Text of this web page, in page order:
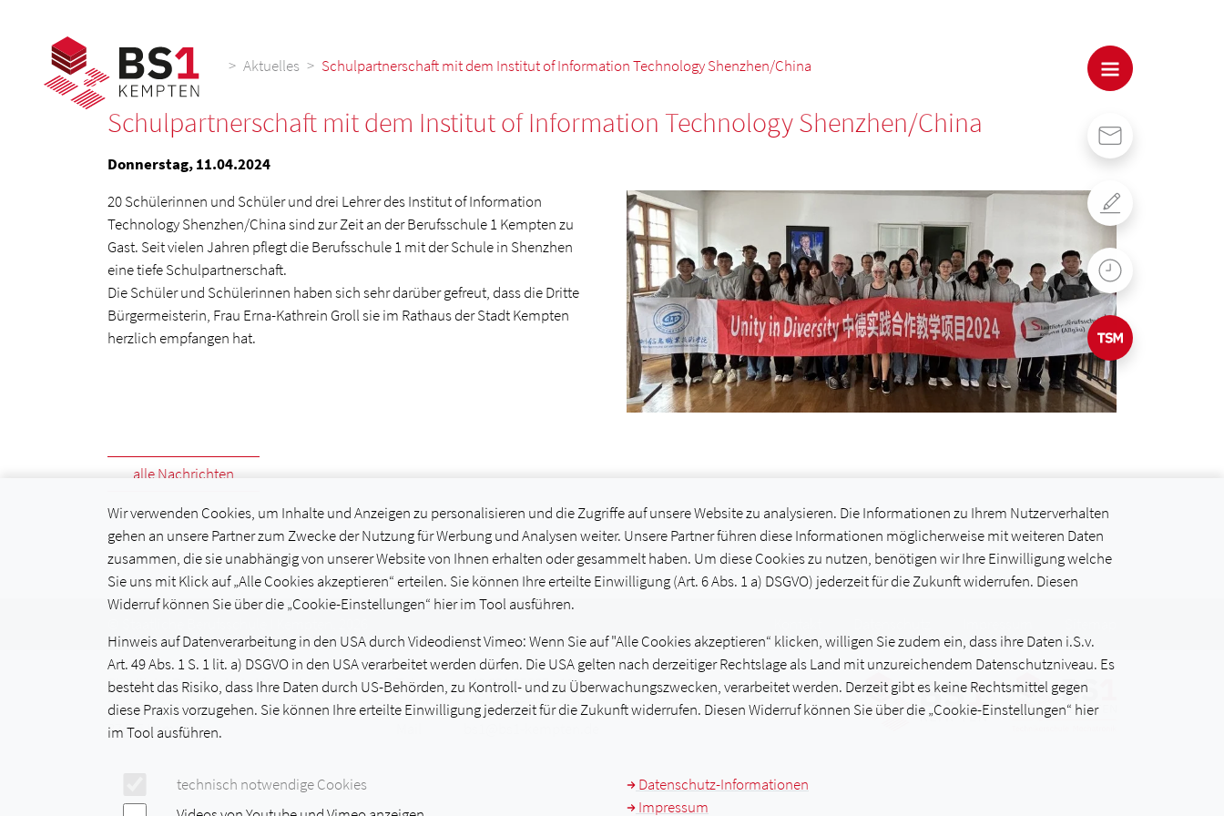
> Aktuelles Schulpartnerschaft mit dem Institut of Information Technology Shenzhen/China
Schulpartnerschaft mit dem Institut of Information Technology Shenzhen/China
Donnerstag, 11.04.2024
20 Schülerinnen und Schüler und drei Lehrer des Institut of Information
Technology Shenzhen/China sind zur Zeit an der Berufsschule 1 Kempten zu
Gast. Seit vielen Jahren pflegt die Berufsschule 1 mit der Schule in Shenzhen
eine tiefe Schulpartnerschaft.
Die Schüler und Schülerinnen haben sich sehr darüber gefreut, dass die Dritte
Bürgermeisterin, Frau Erna-Kathrein Groll sie im Rathaus der Stadt Kempten
herzlich empfangen hat.
alle Nachrichten
Staatliche Berufsschule I Kempten
Kotterner Straße 43
87435 Kempten
Tel.
+49 831 25385 - 110
Fax
+49 831 25385 - 192
Wir verwenden Cookies, um Inhalte und Anzeigen zu personalisieren und die Zugriffe auf unsere Website zu analysieren. Die Informationen zu Ihrem Nutzerverhalten
gehen an unsere Partner zum Zwecke der Nutzung für Werbung und Analysen weiter. Unsere Partner führen diese Informationen möglicherweise mit weiteren Daten
zusammen, die sie unabhängig von unserer Website von Ihnen erhalten oder gesammelt haben. Um diese Cookies zu nutzen, benötigen wir Ihre Einwilligung welche
Sie uns mit Klick auf „Alle Cookies akzeptieren“ erteilen. Sie können Ihre erteilte Einwilligung (Art. 6 Abs. 1 a) DSGVO) jederzeit für die Zukunft widerrufen. Diesen
Widerruf können Sie über die „Cookie-Einstellungen“ hier im Tool ausführen.
Hinweis auf Datenverarbeitung in den USA durch Videodienst Vimeo: Wenn Sie auf "Alle Cookies akzeptieren“ klicken, willigen Sie zudem ein, dass ihre Daten i.S.v.
Art. 49 Abs. 1 S. 1 lit. a) DSGVO in den USA verarbeitet werden dürfen. Die USA gelten nach derzeitiger Rechtslage als Land mit unzureichendem Datenschutzniveau. Es
besteht das Risiko, dass Ihre Daten durch US-Behörden, zu Kontroll- und zu Überwachungszwecken, verarbeitet werden. Derzeit gibt es keine Rechtsmittel gegen
diese Praxis vorzugehen. Sie können Ihre erteilte Einwilligung jederzeit für die Zukunft widerrufen. Diesen Widerruf können Sie über die „Cookie-Einstellungen“ hier
im Tool ausführen.
technisch notwendige Cookies
Datenschutz-Informationen
Impressum